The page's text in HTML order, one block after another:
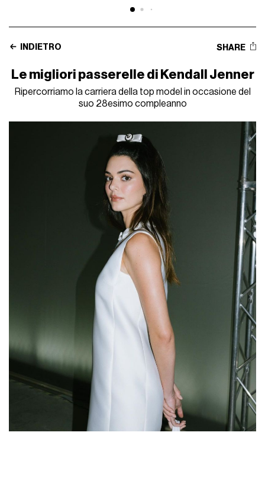
INDIETRO SHARE
Le migliori passerelle di Kendall Jenner
Ripercorriamo la carriera della top model in occasione del
suo 28esimo compleanno